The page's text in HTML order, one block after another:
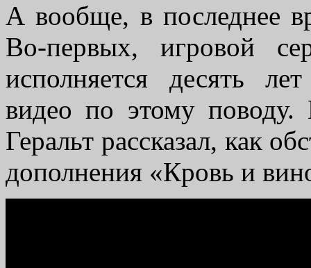
А вообще, в последнее
Во-первых, игровой
исполняется десять
видео по этому
Геральт рассказал, как
дополнения «Кровь и